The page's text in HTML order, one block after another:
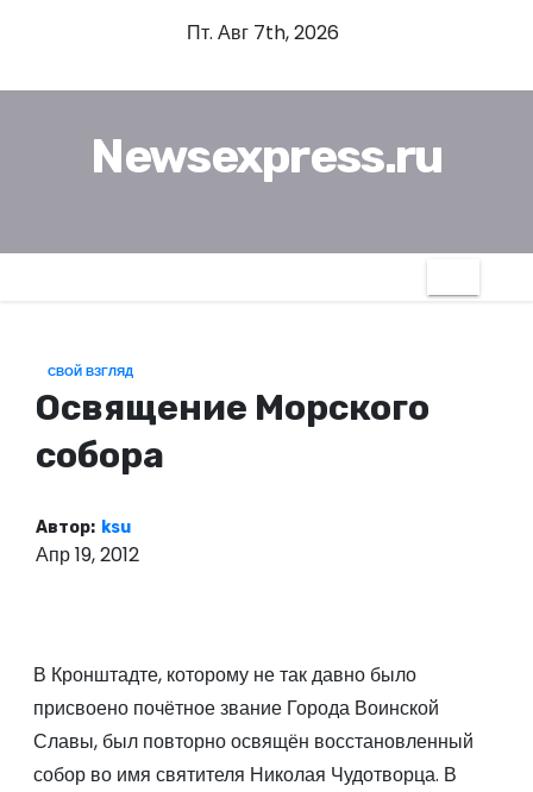
к
Пт. Авг 7th, 2026
Newsexpress.ru
СВОЙ ВЗГЛЯД
Освящение Морского
собора
Автор: ksu
Апр 19, 2012
В Кронштадте, которому не так давно было
присвоено почётное звание Города Воинской
Славы, был повторно освящён восстановленный
собор во имя святителя Николая Чудотворца. В